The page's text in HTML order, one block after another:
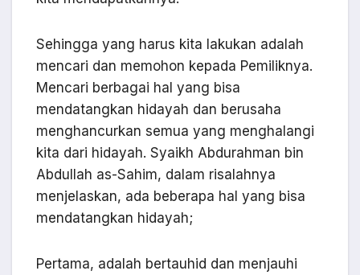
Sehingga yang harus kita lakukan adalah
mencari dan memohon kepada Pemiliknya.
Mencari berbagai hal yang bisa
mendatangkan hidayah dan berusaha
menghancurkan semua yang menghalangi
kita dari hidayah. Syaikh Abdurahman bin
Abdullah as-Sahim, dalam risalahnya
menjelaskan, ada beberapa hal yang bisa
mendatangkan hidayah;
Pertama, adalah bertauhid dan menjauhi